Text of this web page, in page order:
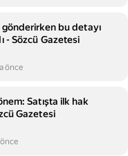
bu detayı
- Sözcü Gazetesi
önce
Satışta ilk hak
Gazetesi